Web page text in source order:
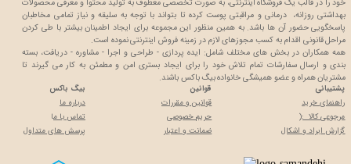
پشتیبانی
راهنمای خرید
مرجوعی کالا :(
گزارش ایراد و اشکال
قوانین
قوانین و مقررات
حریم خصوصی
ضمانت و اعتبار
بیگ باکس
درباره ما
تماس با ما
پرسش های متداول
خود را در قالب یک فروشگاه اینترنتی، به صورت تخصصی معطوف به تولید محتوا و معرفی محصولات
بهداشتی روزانه، درمانی و مراقبتی پوست کرده تا بتواند با توجه به سلیقه و نیاز تمامی مخاطبان
پاسخگویی حضور آن ها باشد. به همین منظور این مجموعه برای ایجاد اطمینان بیشتر با طی کردن
مراحل قانونی اقدام به کسب مجوزهای لازم در زمینه فروش اینترنتی نموده است.
همه همکاران در بخش های مختلف شامل: ایده پردازی - طراحی و اجرا - مشاوره - دریافت، بسته
بندی و ارسال سفارشات تمام تلاش خود را برای ایجاد بستری امن و مطمئن به کار می گیرند تا
مشتریان همراه و عضو همیشگی خانواده بیگ باکس باشند.